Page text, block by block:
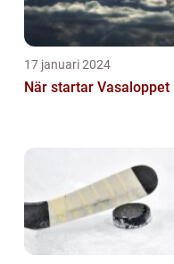
17 januari 2024
När startar Vasaloppet